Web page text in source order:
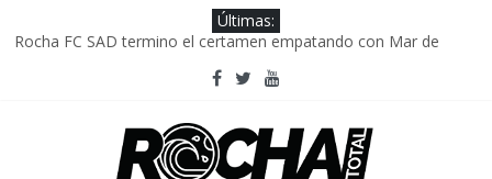
Últimas:
Rocha FC SAD termino el certamen empatando con Mar de
Delegación parlamentaria uruguaya llega a Israel; el Frente
Caso Charles Carrera: la causa que sobrevivió al paso del tiempo
Criminalidad en Uruguay: menos delitos,los homicidios son lo